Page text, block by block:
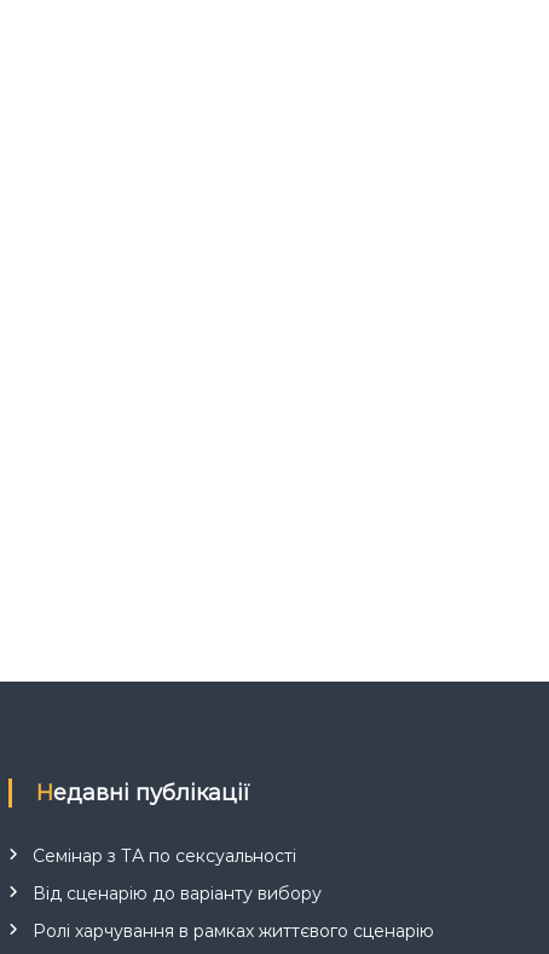
Недавні публікації
Семінар з ТА по сексуальності
Від сценарію до варіанту вибору
Ролі харчування в рамках життєвого сценарію